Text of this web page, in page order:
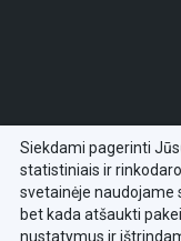
© 2018 -
Siekdami pagerinti
statistiniais ir
svetainėje naudojame
bet kada atšaukti
nustatymus ir